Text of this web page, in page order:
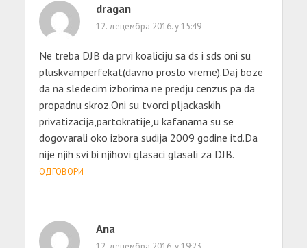
dragan
12. децембра 2016. у 15:49
Ne treba DJB da prvi koaliciju sa ds i sds oni su
pluskvamperfekat(davno proslo vreme).Daj boze
da na sledecim izborima ne predju cenzus pa da
propadnu skroz.Oni su tvorci pljackaskih
privatizacija,partokratije,u kafanama su se
dogovarali oko izbora sudija 2009 godine itd.Da
nije njih svi bi njihovi glasaci glasali za DJB.
ОДГОВОРИ
Ana